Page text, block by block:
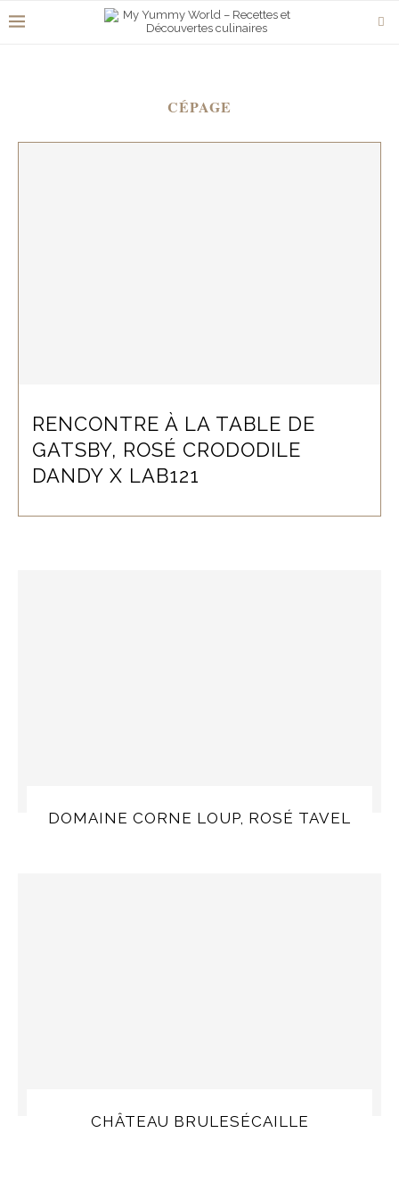
CÉPAGE
RENCONTRE À LA TABLE DE
GATSBY, ROSÉ CRODODILE
DANDY X LAB121
DOMAINE CORNE LOUP, ROSÉ TAVEL
CHÂTEAU BRULESÉCAILLE